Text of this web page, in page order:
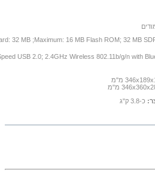
32 MB ;Maximum: 16 MB Flash ROM; 32 MB
USB 2.0; 2.4GHz Wireless 802.11b/g/n with
כ-3.8 ק"ג